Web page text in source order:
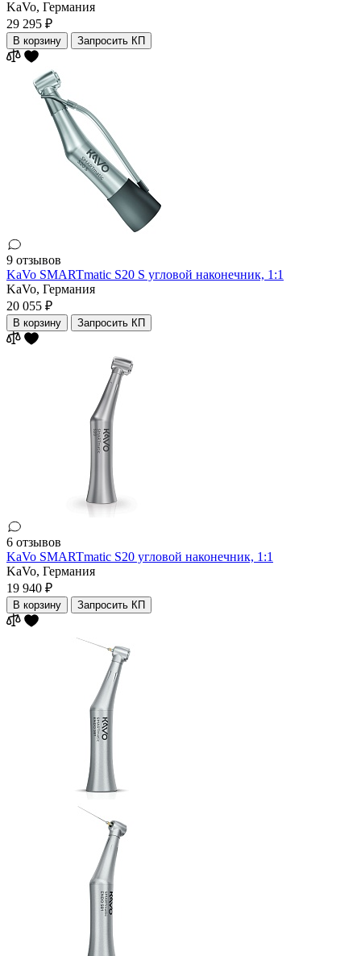
KaVo, Германия
29 295 ₽
В корзину Запросить КП
9 отзывов
KaVo SMARTmatic S20 S угловой наконечник, 1:1
KaVo, Германия
20 055 ₽
В корзину Запросить КП
6 отзывов
KaVo SMARTmatic S20 угловой наконечник, 1:1
KaVo, Германия
19 940 ₽
В корзину Запросить КП